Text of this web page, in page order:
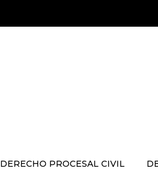
DERECHO PROCESAL CIVIL